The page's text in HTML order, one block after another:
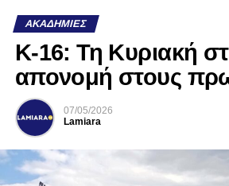
ΑΚΑΔΗΜΊΕΣ
Κ-16: Τη Κυριακή
απονομή στους
07/05/2026
Lamiara